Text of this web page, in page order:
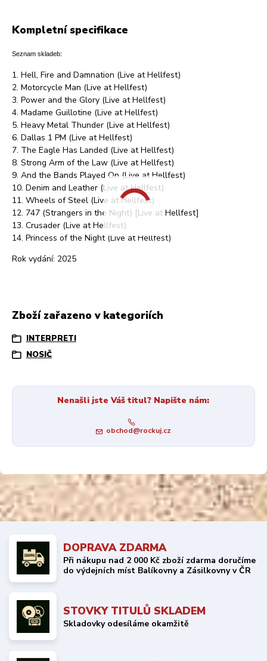
Kompletní specifikace
Seznam skladeb:
1. Hell, Fire and Damnation (Live at Hellfest)
2. Motorcycle Man (Live at Hellfest)
3. Power and the Glory (Live at Hellfest)
4. Madame Guillotine (Live at Hellfest)
5. Heavy Metal Thunder (Live at Hellfest)
6. Dallas 1 PM (Live at Hellfest)
7. The Eagle Has Landed (Live at Hellfest)
8. Strong Arm of the Law (Live at Hellfest)
9. And the Bands Played On (Live at Hellfest)
10. Denim and Leather (Live at Hellfest)
11. Wheels of Steel (Live at Hellfest)
12. 747 (Strangers in the Night) [Live at Hellfest]
13. Crusader (Live at Hellfest)
14. Princess of the Night (Live at Hellfest)
Rok vydání: 2025
Zboží zařazeno v kategoriích
INTERPRETI
NOSIČ
Nenašli jste Váš titul? Napište nám:
obchod@rockuj.cz
DOPRAVA ZDARMA
Při nákupu nad 2 000 Kč zboží zdarma doručíme
do výdejních míst Balíkovny a Zásilkovny v ČR
STOVKY TITULŮ SKLADEM
Skladovky odesíláme okamžitě